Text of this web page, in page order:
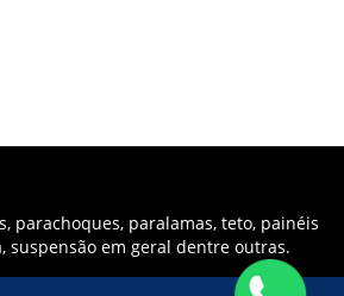
parachoques, paralamas, teto, painéis
suspensão em geral dentre outras.